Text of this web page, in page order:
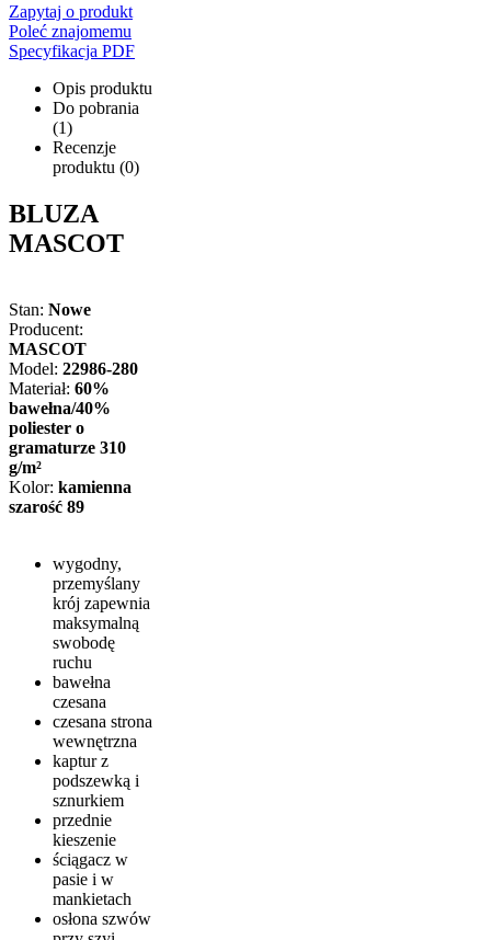
Zapytaj o produkt
Poleć znajomemu
Specyfikacja PDF
Opis produktu
Do pobrania
(1)
Recenzje
produktu (0)
BLUZA
MASCOT
Stan: Nowe
Producent:
MASCOT
Model: 22986-280
Materiał: 60%
bawełna/40%
poliester o
gramaturze 310
g/m²
Kolor: kamienna
szarość 89
wygodny,
przemyślany
krój zapewnia
maksymalną
swobodę
ruchu
bawełna
czesana
czesana strona
wewnętrzna
kaptur z
podszewką i
sznurkiem
przednie
kieszenie
ściągacz w
pasie i w
mankietach
osłona szwów